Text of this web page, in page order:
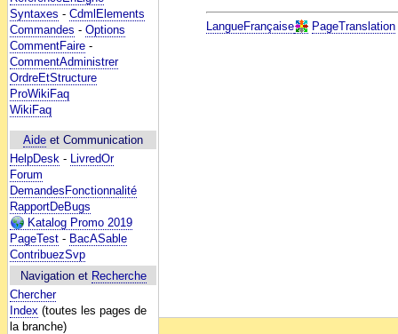
Syntaxes - CdmlElements
Commandes - Options
CommentFaire -
CommentAdministrer
OrdreEtStructure
ProWikiFaq
WikiFaq
Aide et Communication
HelpDesk - LivredOr
Forum
DemandesFonctionnalité
RapportDeBugs
Katalog Promo 2019
PageTest - BacASable
ContribuezSvp
Navigation et Recherche
Chercher
Index (toutes les pages de
la branche)
LangueFrançaise PageTranslation